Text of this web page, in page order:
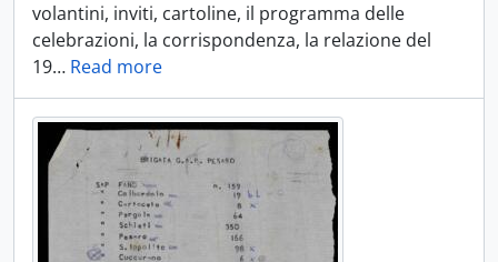
volantini, inviti, cartoline, il programma delle
celebrazioni, la corrispondenza, la relazione del
19… Read more